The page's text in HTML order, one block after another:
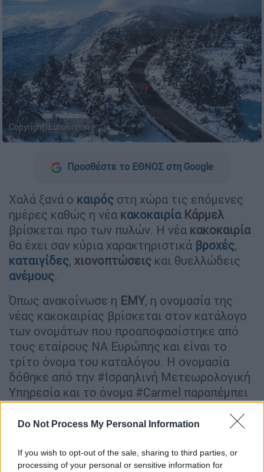
Do Not Process My Personal Information
If you wish to opt-out of the sale, sharing to third parties, or
processing of your personal or sensitive information for
Copyright: Eurokinissi
Προσθέστε το ΕΘΝΟΣ στη Google
Χαλά ξανά ο καιρός στη χώρα τις επόμενες
ημέρες καθώς η νέα κακοκαιρία Κάρμελ
βρίσκεται προ των πυλών. Η νέα κακοκαιρία
θα έχει σαν κύρια χαρακτηριστικά βροχές,
καταιγίδες, χιονοπτώσεις και θυελλώδεις
ανέμους.
Όπως ανακοίνωσε η ΕΜΥ, η ονομασία της
νέας κακοκαιρίας βρίσκεται στον κατάλογο
των ονομάτων που προαποφασίστηκε από
τους εταίρους ΝΑ Ευρώπης και είναι το
τρίτο όνομα του καταλόγου. Η ονομασία
δόθηκε από την #Ισραηλινή Μετεωρολογική
Υπηρεσία και το όνομα #Carmel παραπέμπει
στο αντίστοιχο βιβλικό όρος @GSCP_GR.